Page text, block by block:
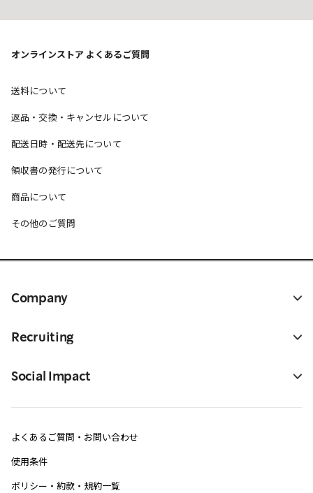
オンラインストア よくあるご質問
送料について
返品・交換・キャンセルについて
配送日時・配送先について
領収書の発行について
商品について
その他のご質問
Company
Recruiting
Social Impact
よくあるご質問・お問い合わせ
使用条件
ポリシー・約款・規約一覧